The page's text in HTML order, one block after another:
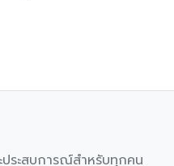
ระสบการณ์สำหรับทุกคน